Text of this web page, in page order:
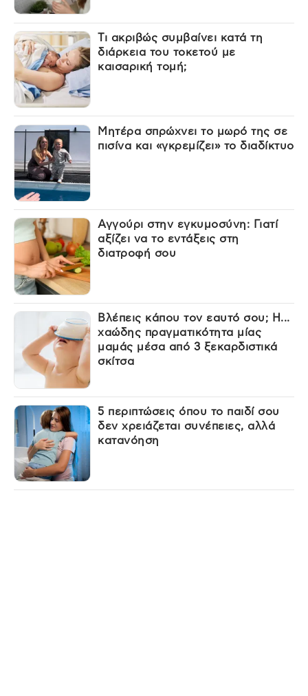
Τι ακριβώς συμβαίνει κατά τη
διάρκεια του τοκετού με
καισαρική τομή;
Μητέρα σπρώχνει το μωρό της σε
πισίνα και «γκρεμίζει» το διαδίκτυο
Αγγούρι στην εγκυμοσύνη: Γιατί
αξίζει να το εντάξεις στη
διατροφή σου
Βλέπεις κάπου τον εαυτό σου; Η...
χαώδης πραγματικότητα μίας
μαμάς μέσα από 3 ξεκαρδιστικά
σκίτσα
5 περιπτώσεις όπου το παιδί σου
δεν χρειάζεται συνέπειες, αλλά
κατανόηση